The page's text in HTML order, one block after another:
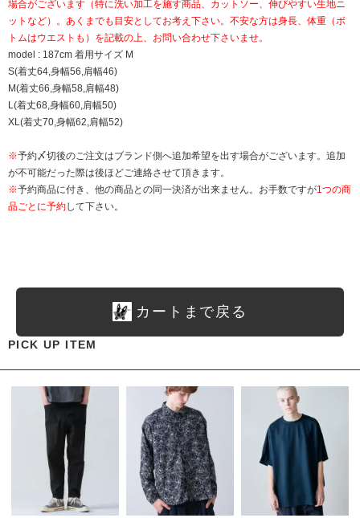
場合がございます（特に洗い加工を施す商品、カットソー、伸びやすい生地ニ
ットなど）。あくまでも目安としてお考え下さい。不安な方は身長、体重（ボ
トムはウエストも）を記載の上、お問い合わせ下さいませ。
model : 187cm 着用サイズ M
S(着丈64,身幅56,肩幅46)
M(着丈66,身幅58,肩幅48)
L(着丈68,身幅60,肩幅50)
XL(着丈70,身幅62,肩幅52)
※予約〆切後のご注文はブランド側へ追加希望を出す場合がございます。追加
が不可能だった際は後ほどご連絡させて頂きます。
※予約商品に付き、他の商品との同一決済が出来ません。お手数ですが1つの商
品ごとに予約して下さい。
カートまで戻る
PICK UP ITEM